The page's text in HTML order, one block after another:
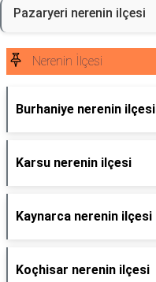
Pazaryeri nerenin ilçesi
Nerenin İlçesi
Burhaniye nerenin ilçesi
Karsu nerenin ilçesi
Kaynarca nerenin ilçesi
Koçhisar nerenin ilçesi